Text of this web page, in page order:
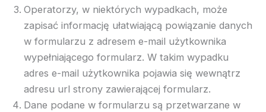
Operatorzy, w niektórych wypadkach, może
zapisać informację ułatwiającą powiązanie danych
w formularzu z adresem e-mail użytkownika
wypełniającego formularz. W takim wypadku
adres e-mail użytkownika pojawia się wewnątrz
adresu url strony zawierającej formularz.
Dane podane w formularzu są przetwarzane w